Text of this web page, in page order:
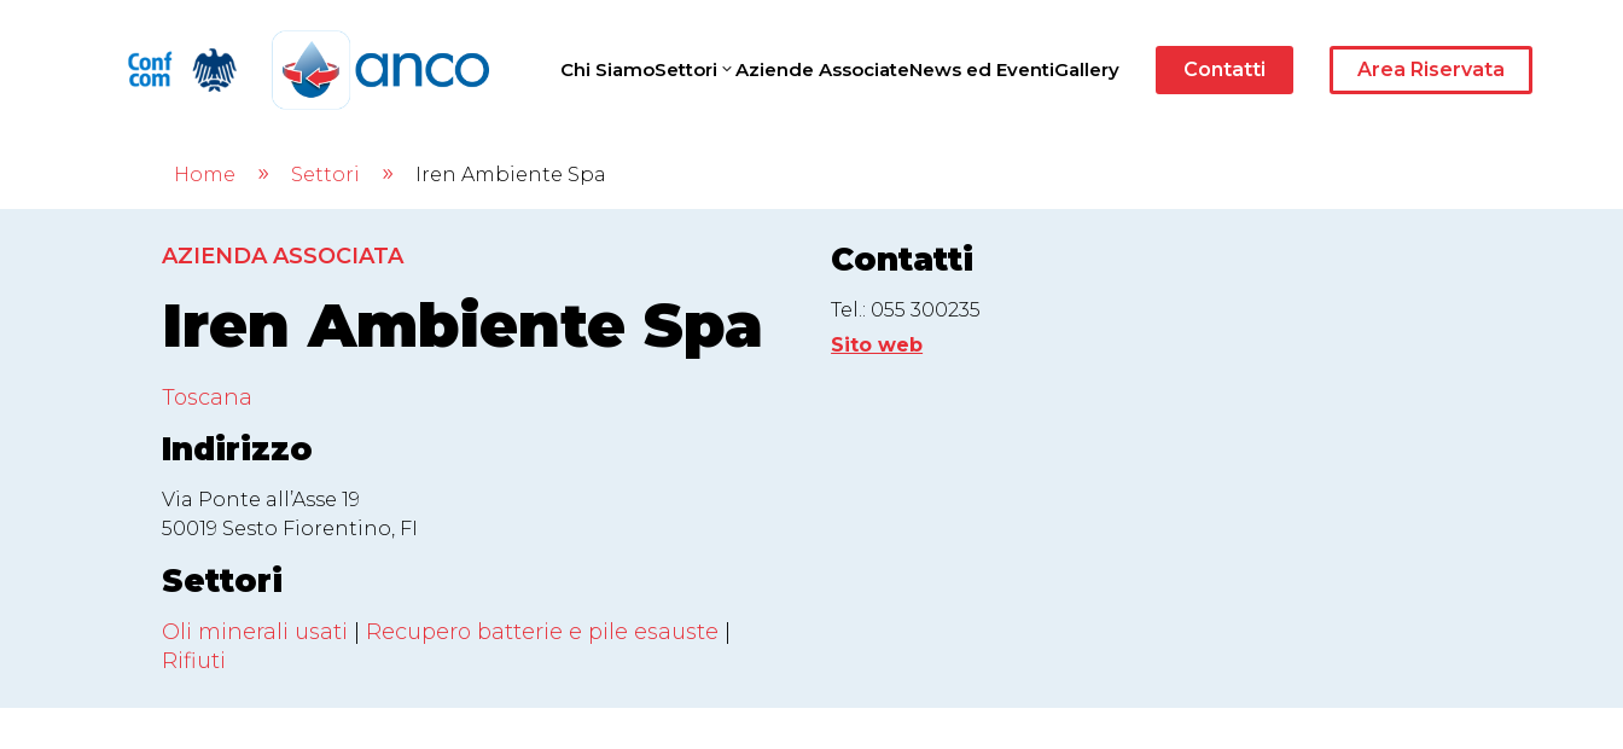
Chi SiamoSettori Aziende AssociateNews ed EventiGallery Contatti Area Riservata
Home 9 Settori 9 Iren Ambiente Spa
AZIENDA ASSOCIATA
Iren Ambiente Spa
Toscana
Indirizzo
Via Ponte all’Asse 19
50019 Sesto Fiorentino, FI
Settori
Oli minerali usati Recupero batterie e pile esauste
Rifiuti
Contatti
Tel.: 055 300235
Sito web